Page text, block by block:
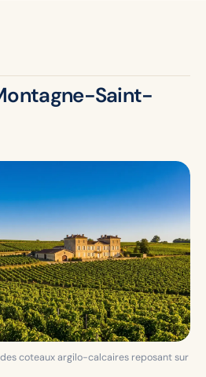
Saint-
coteaux argilo-calcaires reposant sur